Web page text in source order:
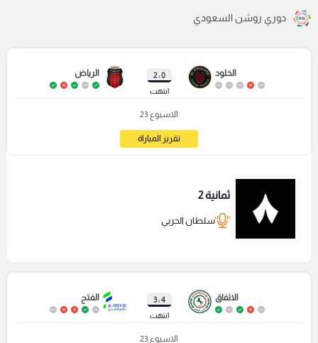
دوري روشن السعودي
الخلود
0 : 2
انتهت
الرياض
الاسبوع 23
تقرير المباراة
ثمانية 2
سلطان الحربي
الاتفاق
4 : 3
انتهت
الفتح
الاسبوع 23